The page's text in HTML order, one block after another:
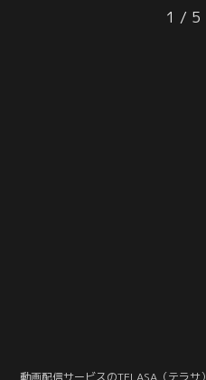
VS あぎと雄々しき怪物・アンドリ
ューサルクス！勝つのはどっちだ～
1
動画配信サービスのTELASA（テラサ）